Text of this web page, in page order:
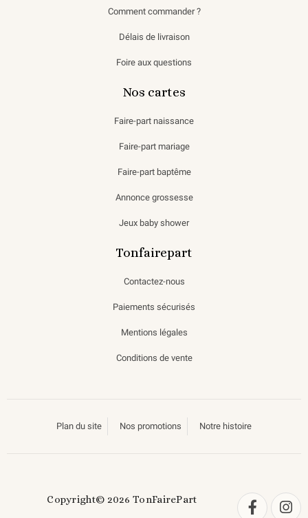
Comment commander ?
Délais de livraison
Foire aux questions
Nos cartes
Faire-part naissance
Faire-part mariage
Faire-part baptême
Annonce grossesse
Jeux baby shower
Tonfairepart
Contactez-nous
Paiements sécurisés
Mentions légales
Conditions de vente
Plan du site Nos promotions Notre histoire
Copyright© 2026 TonFairePart